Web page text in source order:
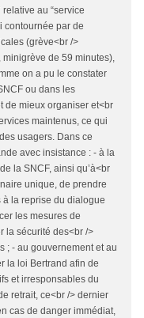
au “service
contournée par de
(grève<br />
de 59 minutes),
on a pu le constater
ou dans les
de mieux organiser et<br
maintenus, ce qui
usagers. Dans ce
avec insistance : - à la
la SNCF, ainsi qu’à<br
unique, de prendre
à la reprise du dialogue
les mesures de
la sécurité des<br />
; - au gouvernement et au
la loi Bertrand afin de
et irresponsables du
retrait, ce<br /> dernier
cas de danger immédiat,